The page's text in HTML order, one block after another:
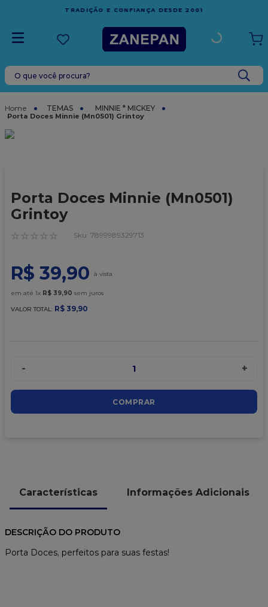
FRETE GRÁTIS
ESPÍRITO SANTO
O que você procura?
TEMAS MINNIE * MICKEY
Porta Doces Minnie (Mn0501) Grintoy
Porta Doces Minnie (Mn0501)
Grintoy
☆ ☆ ☆ ☆ ☆ : 7899989329713
R$ 39,90
em até 1x R$ 39,90 sem juros
VALOR TOTAL: R$ 39,90
- 1 +
COMPRAR
Características Informações Adicionais
DESCRIÇÃO DO PRODUTO
Porta Doces, perfeitos para suas festas!
TERMOS MAIS BUSCADOS
leite condensado
6
granulado
9º
caixa kraft
10º chocolate